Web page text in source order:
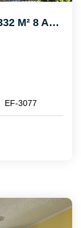
NANCY EXELMANS IMMEUBLE 332 M² 8 APPARTEMENTS F2 CAVES...
EF-3077